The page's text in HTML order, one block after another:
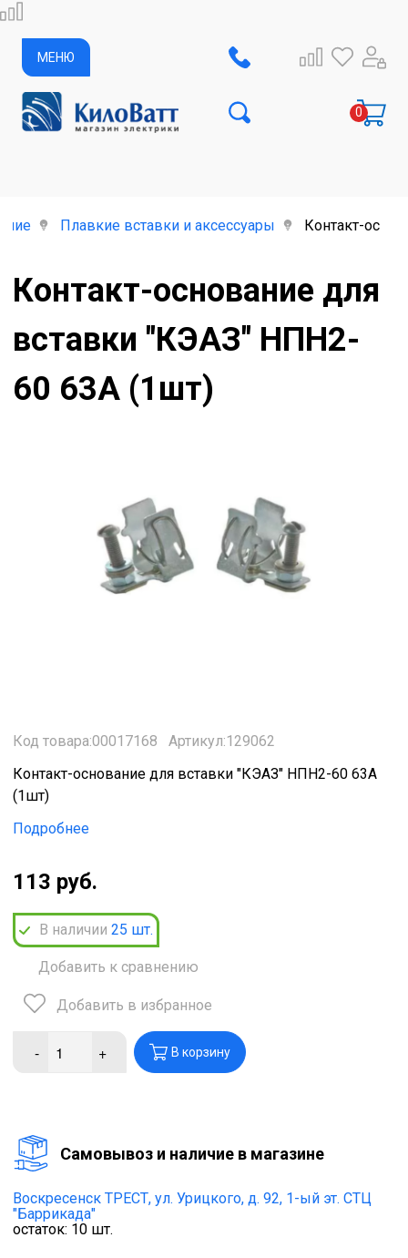
МЕНЮ
Плавкие вставки и аксессуары Контакт-
Контакт-основание для
вставки "КЭАЗ" НПН2-
60 63А (1шт)
Код товара:00017168
Артикул:129062
Контакт-основание для вставки "КЭАЗ" НПН2-60 63А
(1шт)
Подробнее
113 руб.
В наличии 25 шт.
Добавить к сравнению
Добавить в избранное
- + В корзину
Cамовывоз и наличие в магазине
Воскресенск ТРЕСТ, ул. Урицкого, д. 92, 1-ый эт. СТЦ
"Баррикада"
остаток: 10 шт.